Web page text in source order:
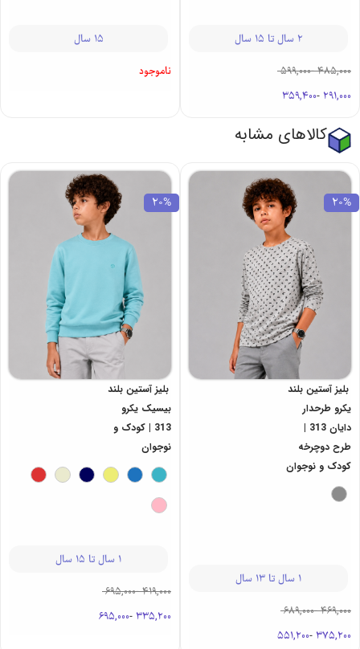
2 سال تا 15 سال
485,000
-
599,000
291,000
-
359,400
15 سال
ناموجود
کالاهای مشابه
20%
بلیز آستین بلند
یکرو طرحدار
دایان 313 |
طرح دوچرخه
کودک و نوجوان
1 سال تا 13 سال
469,000
-
689,000
375,200
-
551,200
20%
بلیز آستین بلند
بیسیک یکرو
313 | کودک و
نوجوان
1 سال تا 15 سال
419,000
-
695,000
335,200
-
695,000